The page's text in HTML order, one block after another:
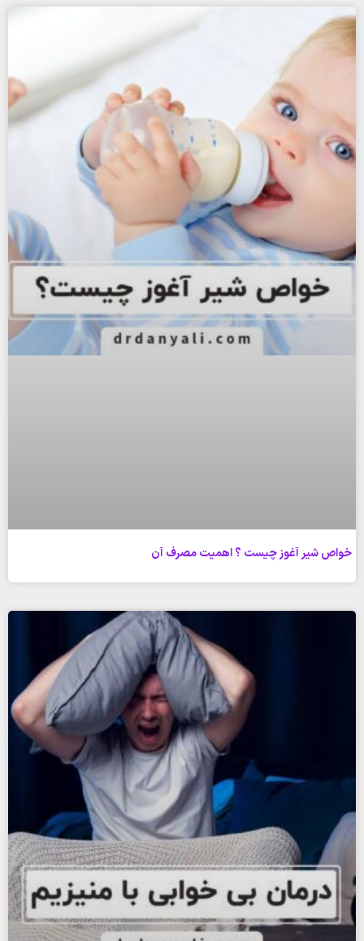
خواص شیر آغوز چیست ؟ اهمیت مصرف آن